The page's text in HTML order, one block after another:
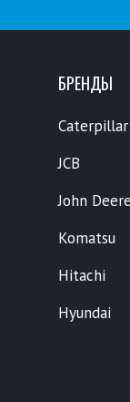
БРЕНДЫ
Caterpillar
JCB
John Deere
Komatsu
Hitachi
Hyundai